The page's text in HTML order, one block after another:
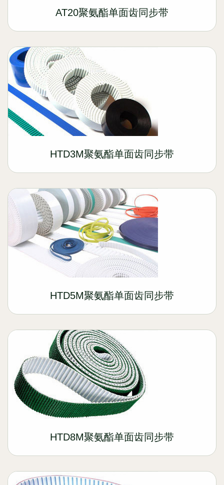
AT20聚氨酯单面齿同步带
HTD3M聚氨酯单面齿同步带
HTD5M聚氨酯单面齿同步带
HTD8M聚氨酯单面齿同步带